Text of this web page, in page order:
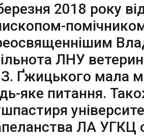
2018 року
ЛНУ
Ґжицького мала
яке питання.
ЛА УГКЦ